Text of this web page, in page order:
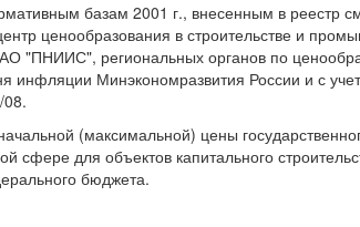
базам 2001 г., внесенным в реестр
ценообразования в строительстве и
региональных органов по
инфляции Минэкономразвития России и с
(максимальной) цены
сфере для объектов капитального
бюджета.